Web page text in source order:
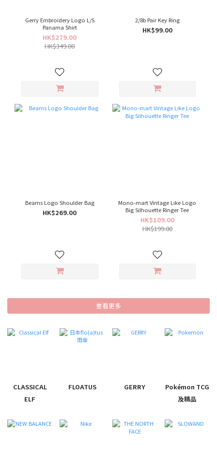
Gerry Embroidery Logo L/S
Panama Shirt
HK$279.00
HK$349.00
2/8b Pair Key Ring
HK$99.00
Beams Logo Shoulder Bag
HK$269.00
Mono-mart Vintage Like Logo
Big Silhouette Ringer Tee
HK$109.00
HK$199.00
查看更多
CLASSICAL
ELF
FLOATUS GERRY
Pokémon TCG
及精品